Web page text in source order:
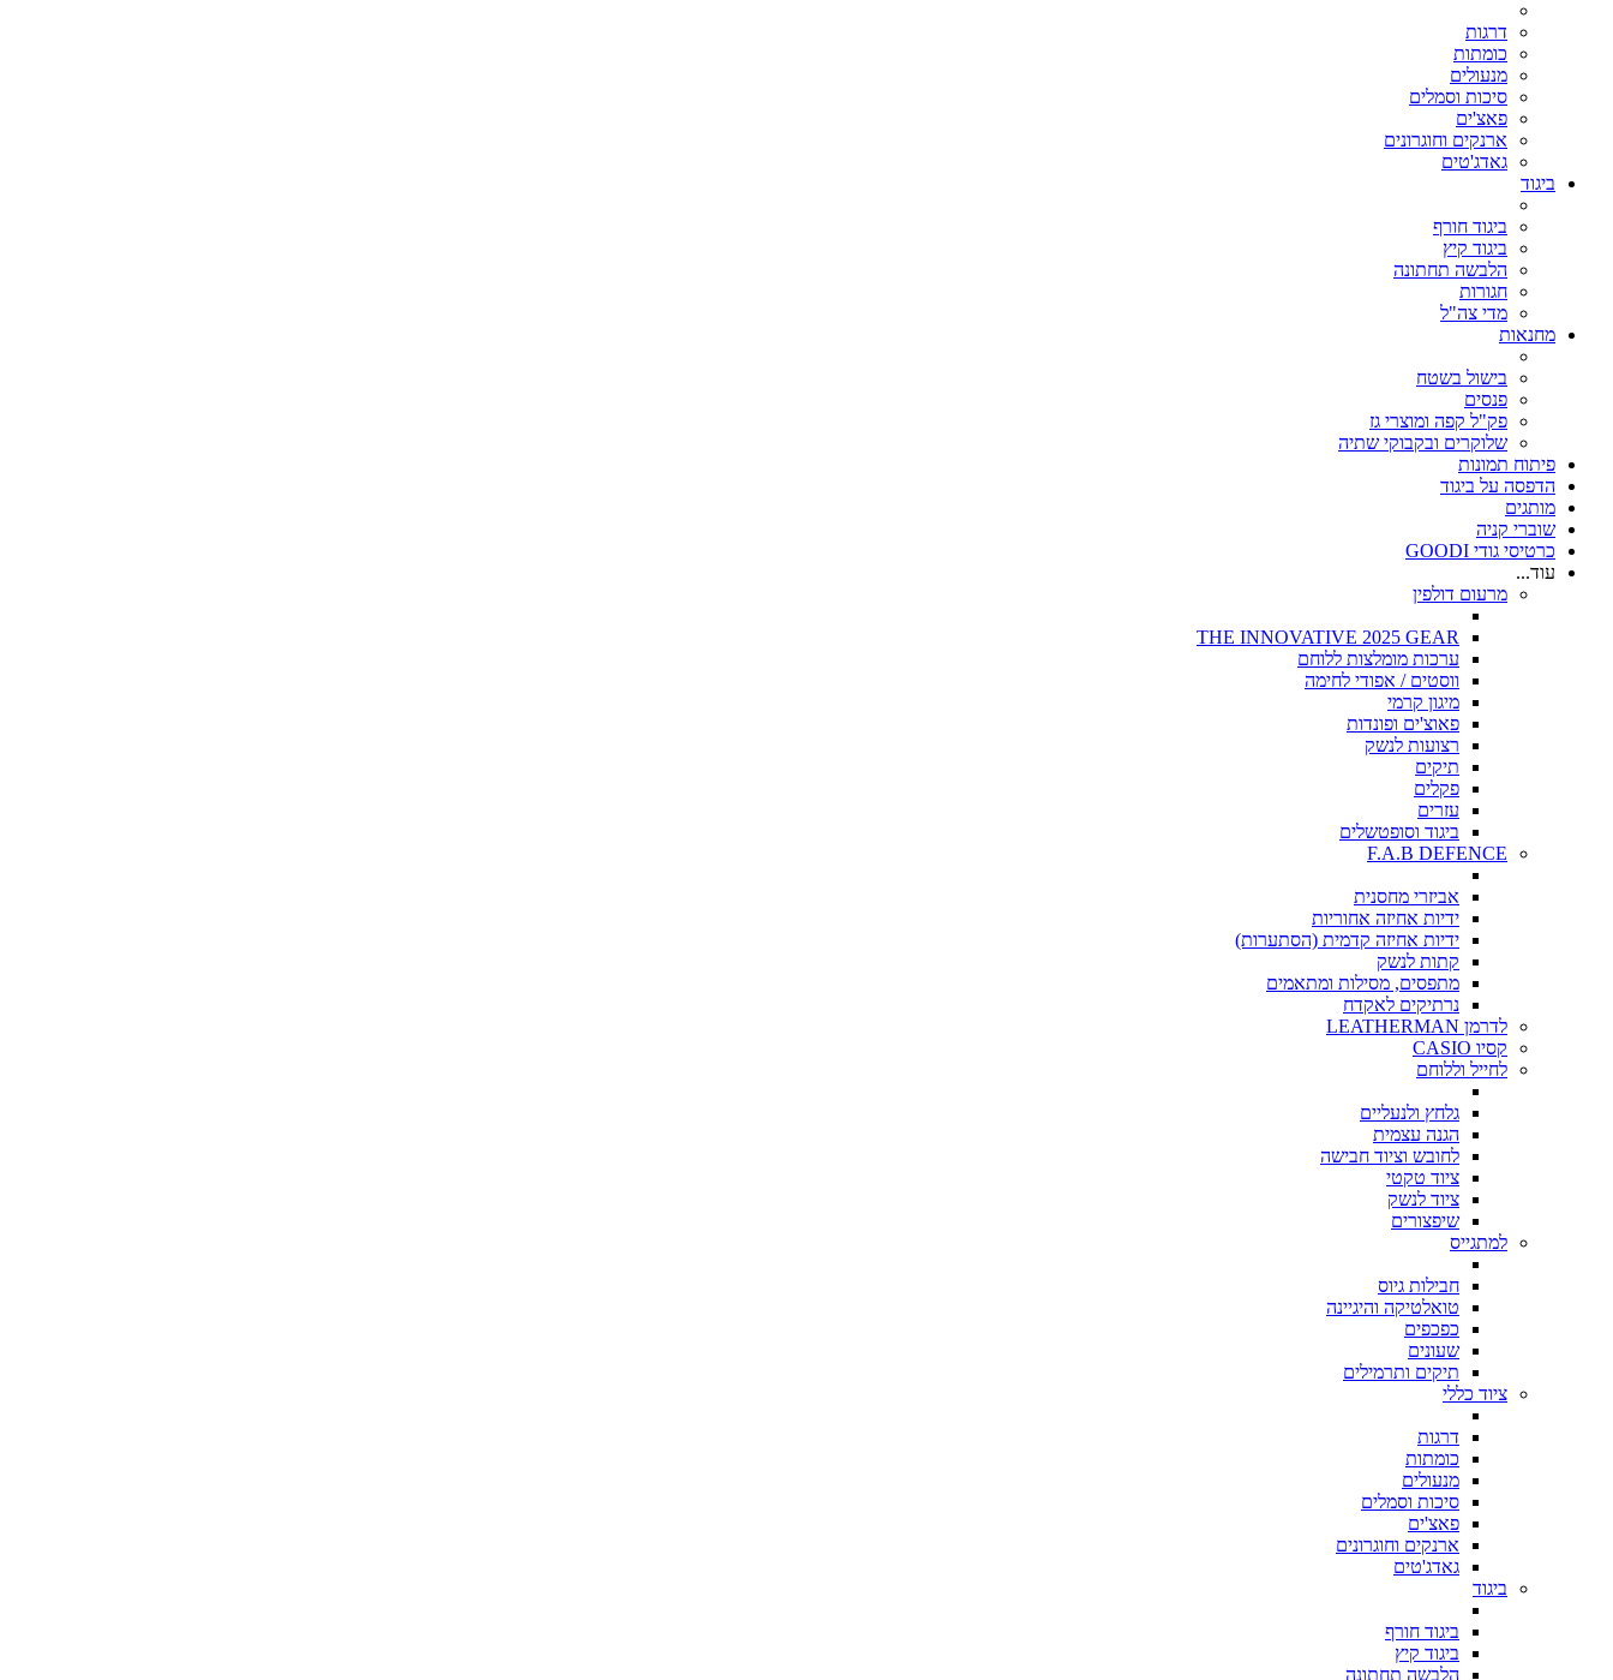
דרגות
כומתות
מנעולים
סיכות וסמלים
פאצ'ים
ארנקים וחוגרונים
גאדג'טים
ביגוד
ביגוד חורף
ביגוד קיץ
הלבשה תחתונה
חגורות
מדי צה"ל
מחנאות
בישול בשטח
פנסים
פק"ל קפה ומוצרי גז
שלוקרים ובקבוקי שתיה
פיתוח תמונות
הדפסה על ביגוד
מותגים
שוברי קניה
כרטיסי גודי GOODI
עוד...
מרעום דולפין
THE INNOVATIVE 2025 GEAR
ערכות מומלצות ללוחם
ווסטים / אפודי לחימה
מיגון קרמי
פאוצ'ים ופונדות
רצועות לנשק
תיקים
פקלים
עזרים
ביגוד וסופטשלים
F.A.B DEFENCE
אביזרי מחסנית
ידיות אחיזה אחוריות
ידיות אחיזה קדמית (הסתערות)
קתות לנשק
מתפסים, מסילות ומתאמים
נרתיקים לאקדח
לדרמן LEATHERMAN
קסיו CASIO
לחייל וללוחם
גלחץ ולנעליים
הגנה עצמית
לחובש וציוד חבישה
ציוד טקטי
ציוד לנשק
שיפצורים
למתגייס
חבילות גיוס
טואלטיקה והיגיינה
כפכפים
שעונים
תיקים ותרמילים
ציוד כללי
דרגות
כומתות
מנעולים
סיכות וסמלים
פאצ'ים
ארנקים וחוגרונים
גאדג'טים
ביגוד
ביגוד חורף
ביגוד קיץ
הלבשה תחתונה